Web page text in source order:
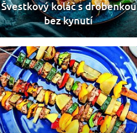
Švestkový koláč s drobenkou
bez kynutí